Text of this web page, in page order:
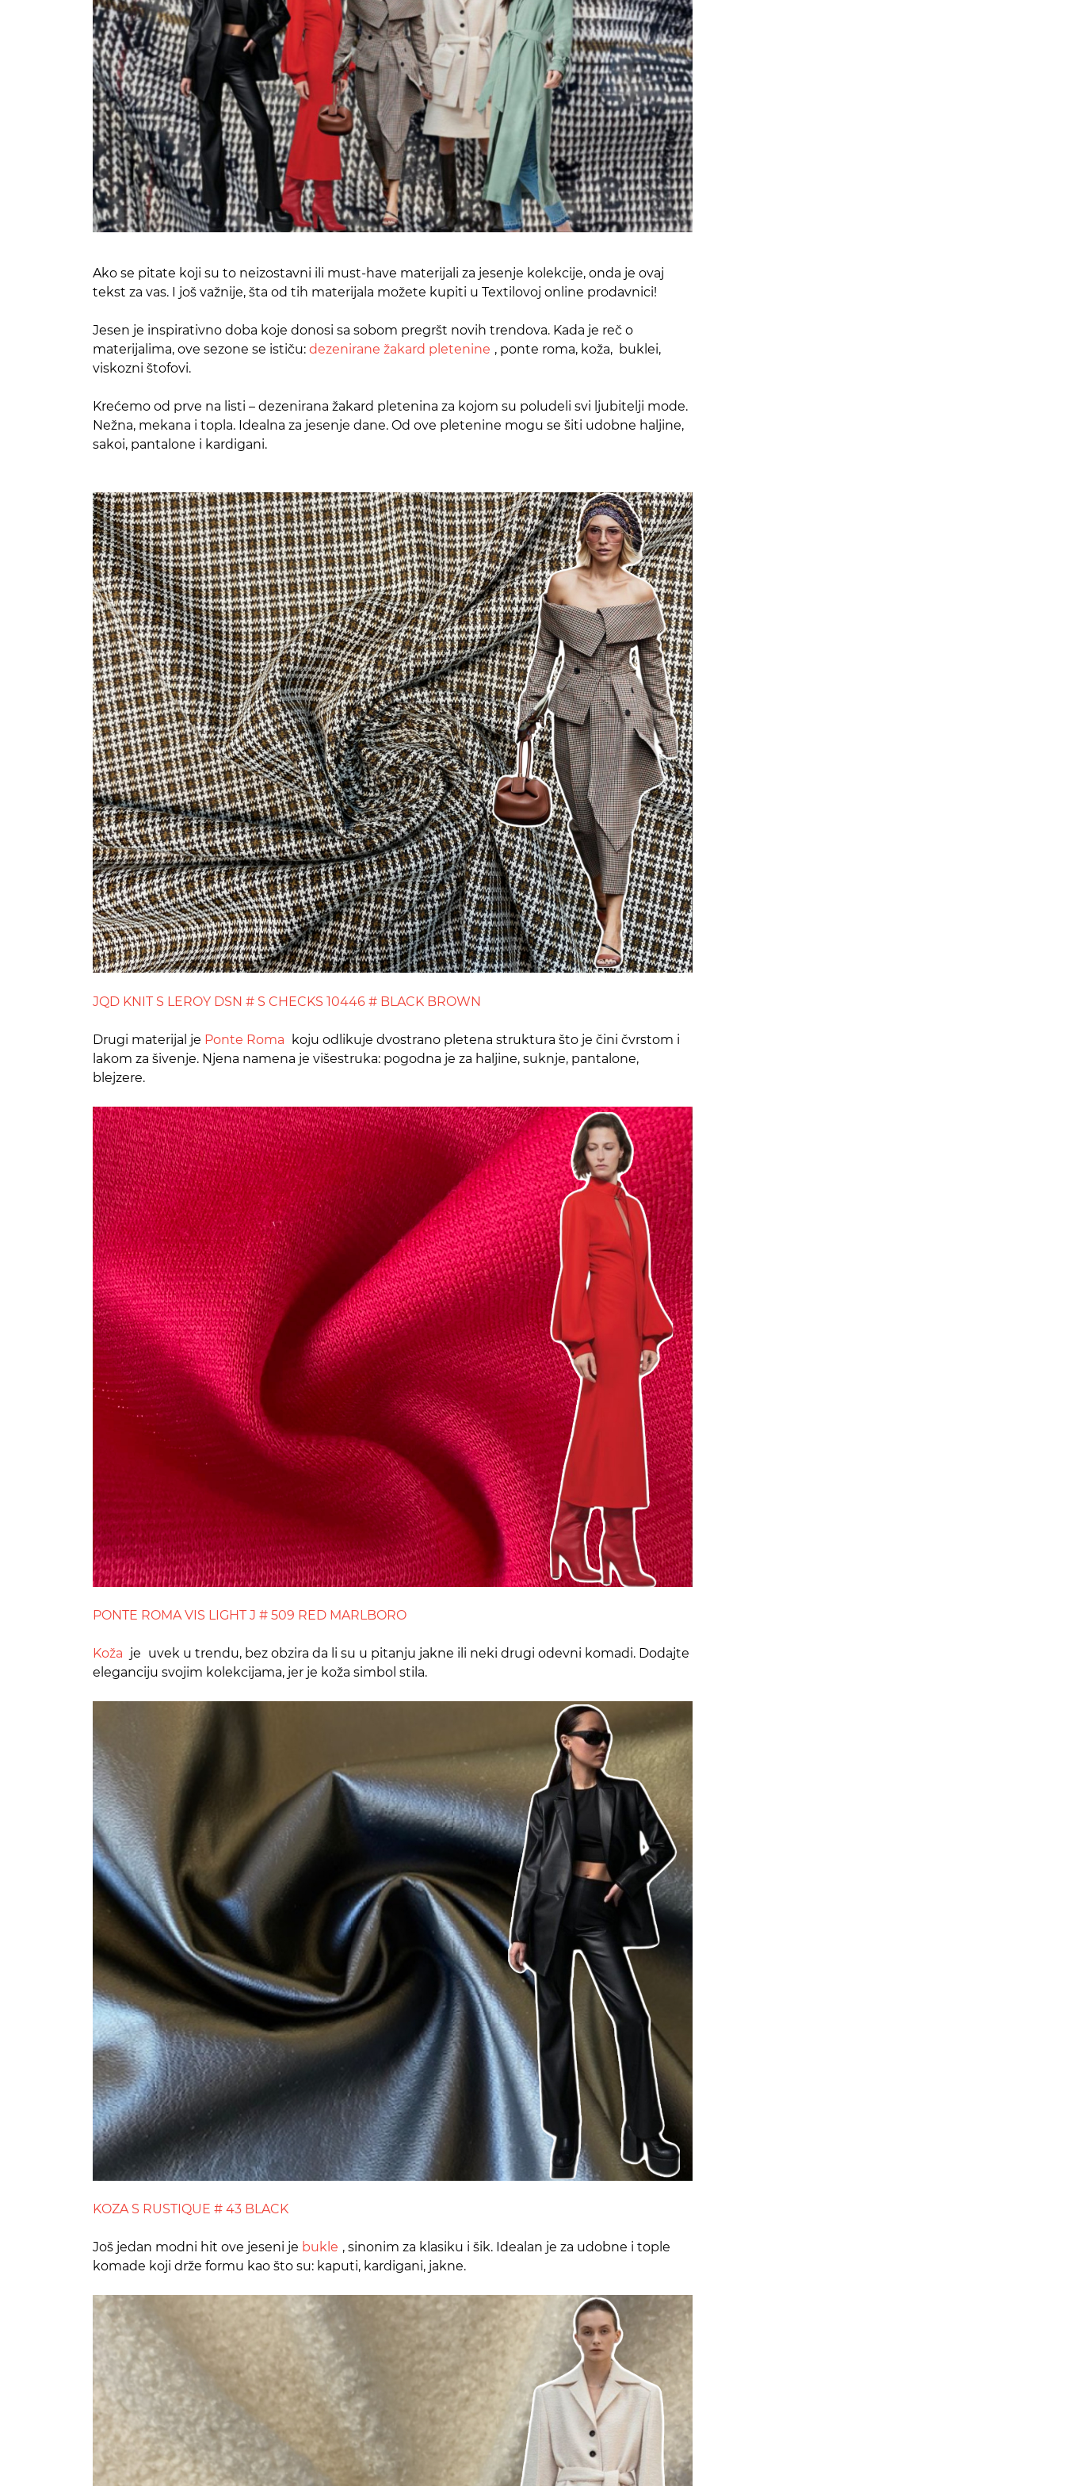
Ako se pitate koji su to neizostavni ili must-have materijali za jesenje kolekcije, onda je ovaj
tekst za vas. I još važnije, šta od tih materijala možete kupiti u Textilovoj online prodavnici!
Jesen je inspirativno doba koje donosi sa sobom pregršt novih trendova. Kada je reč o
materijalima, ove sezone se ističu: dezenirane žakard pletenine , ponte roma, koža, buklei,
viskozni štofovi.
Krećemo od prve na listi – dezenirana žakard pletenina za kojom su poludeli svi ljubitelji mode.
Nežna, mekana i topla. Idealna za jesenje dane. Od ove pletenine mogu se šiti udobne haljine,
sakoi, pantalone i kardigani.
JQD KNIT S LEROY DSN # S CHECKS 10446 # BLACK BROWN
Drugi materijal je Ponte Roma
koju odlikuje dvostrano pletena struktura što je čini čvrstom i
lakom za šivenje. Njena namena je višestruka: pogodna je za haljine, suknje, pantalone,
blejzere.
PONTE ROMA VIS LIGHT J # 509 RED MARLBORO
Koža je uvek u trendu, bez obzira da li su u pitanju jakne ili neki drugi odevni komadi. Dodajte
eleganciju svojim kolekcijama, jer je koža simbol stila.
KOZA S RUSTIQUE # 43 BLACK
Još jedan modni hit ove jeseni je bukle , sinonim za klasiku i šik. Idealan je za udobne i tople
komade koji drže formu kao što su: kaputi, kardigani, jakne.